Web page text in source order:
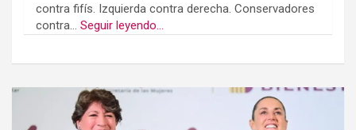
contra fifís. Izquierda contra derecha. Conservadores
contra... Seguir leyendo...